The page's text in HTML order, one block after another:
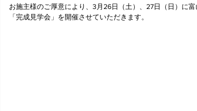
お施主様のご厚意により、3月26日（土）、27日（日）に
「完成見学会」を開催させていただきます。